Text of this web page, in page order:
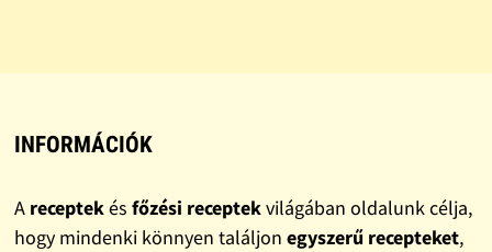
INFORMÁCIÓK
A receptekés főzési receptekvilágában oldalunk célja,
hogy mindenki könnyen találjon egyszerű recepteket,